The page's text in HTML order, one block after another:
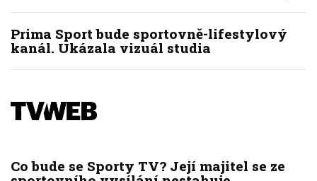
Prima Sport bude sportovně-lifestylový
kanál. Ukázala vizuál studia
Co bude se Sporty TV? Její majitel se ze